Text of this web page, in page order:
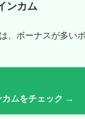
ンカム
、ボーナスが多い
カムをチェック →